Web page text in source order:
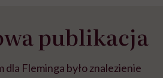
publikacja
Fleminga było znalezienie